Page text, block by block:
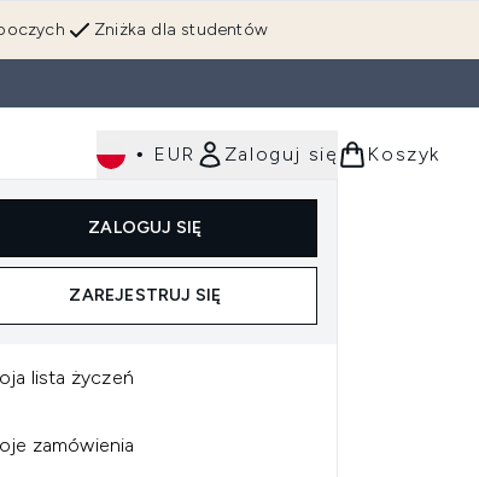
Zniżka dla studentów
• EUR Zaloguj się
ZALOGUJ SIĘ
ZAREJESTRUJ SIĘ
lista życzeń
zamówienia
Koszyk
Wejdź do podmenu (Włosy) Wejdź do podmenu (Narzędzia)
Dla mężczyzn
SKIN ACTIVE